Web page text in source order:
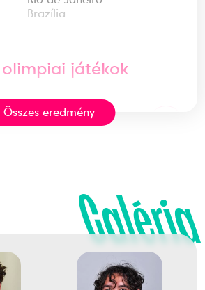
Brazília
olimpiai játékok
(1x)
Franciaország
olimpiai játékok
Összes eredmény
Galéria